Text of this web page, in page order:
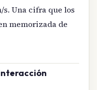
s. Una cifra que los
memorizada de